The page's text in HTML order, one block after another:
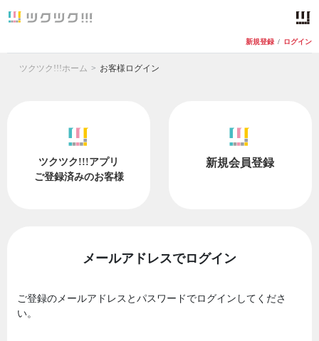
新規登録 / ログイン
ツクツク!!!ホーム お客様ログイン
ツクツク!!!アプリ
ご登録済みのお客様
新規会員登録
メールアドレスでログイン
ご登録のメールアドレスとパスワードでログインしてくださ
い。